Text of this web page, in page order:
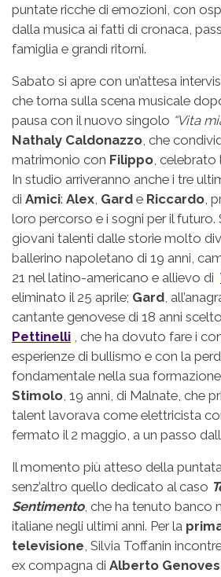
puntate ricche di emozioni, con
dalla musica ai fatti di cronaca,
famiglia e grandi ritorni.
Sabato si apre con un’attesa
che torna sulla scena musicale
pausa con il nuovo singolo “Vita
Nathaly Caldonazzo , che
matrimonio con Filippo ,
In studio arriveranno anche i tre
di Amici: Alex Gard e Riccardo ,
loro percorso e i sogni per il futuro.
giovani talenti dalle storie molto
ballerino napoletano di 19 anni,
21 nel latino-americano e allievo di
eliminato il 25 aprile; Gard ,
cantante genovese di 18 anni
Pettinelli , che ha dovuto fare i
esperienze di bullismo e con la
fondamentale nella sua
Stimolo , 19 anni, di Malnate, che
talent lavorava come elettricista
fermato il 2 maggio, a un passo
Il momento più atteso della
senz’altro quello dedicato al caso
Sentimento, che ha tenuto banco
italiane negli ultimi anni. Per la
televisione , Silvia Toffanin
ex compagna di Alberto